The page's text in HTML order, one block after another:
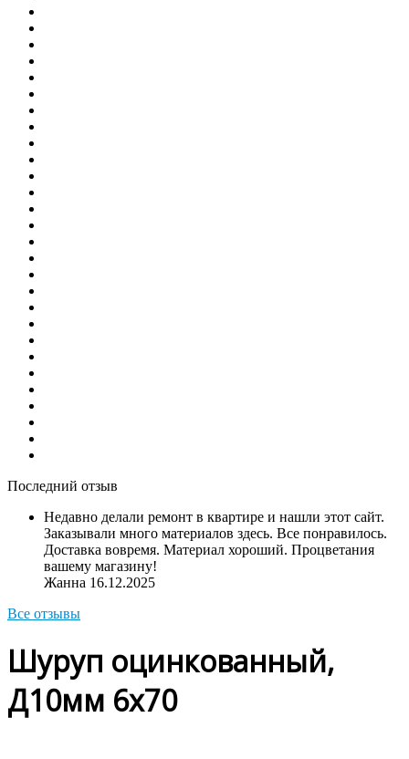
Последний отзыв
Недавно делали ремонт в квартире и нашли этот сайт.
Заказывали много материалов здесь. Все понравилось.
Доставка вовремя. Материал хороший. Процветания
вашему магазину!
Жанна 16.12.2025
Все отзывы
Шуруп оцинкованный,
Д10мм 6х70